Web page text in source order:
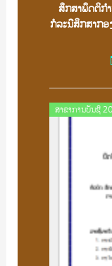
ສຶກສາພຶດຕິກ
ກໍລະນີສຶກສາກອ
ສາຂາການບັນຊີ